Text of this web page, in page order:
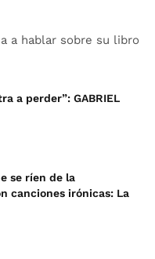
a hablar sobre su libro
a perder”: GABRIEL
se ríen de la
canciones irónicas: La